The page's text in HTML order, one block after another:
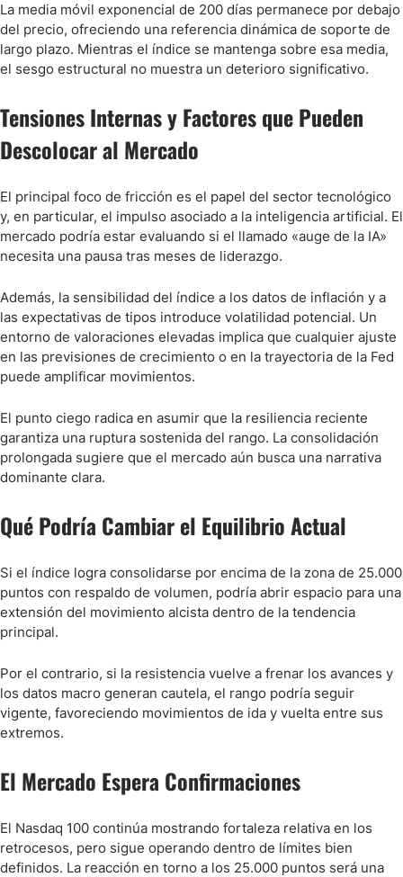
La media móvil exponencial de 200 días permanece por debajo
del precio, ofreciendo una referencia dinámica de soporte de
largo plazo. Mientras el índice se mantenga sobre esa media,
el sesgo estructural no muestra un deterioro significativo.
Tensiones Internas y Factores que Pueden
Descolocar al Mercado
El principal foco de fricción es el papel del sector tecnológico
y, en particular, el impulso asociado a la inteligencia artificial. El
mercado podría estar evaluando si el llamado «auge de la IA»
necesita una pausa tras meses de liderazgo.
Además, la sensibilidad del índice a los datos de inflación y a
las expectativas de tipos introduce volatilidad potencial. Un
entorno de valoraciones elevadas implica que cualquier ajuste
en las previsiones de crecimiento o en la trayectoria de la Fed
puede amplificar movimientos.
El punto ciego radica en asumir que la resiliencia reciente
garantiza una ruptura sostenida del rango. La consolidación
prolongada sugiere que el mercado aún busca una narrativa
dominante clara.
Qué Podría Cambiar el Equilibrio Actual
Si el índice logra consolidarse por encima de la zona de 25.000
puntos con respaldo de volumen, podría abrir espacio para una
extensión del movimiento alcista dentro de la tendencia
principal.
Por el contrario, si la resistencia vuelve a frenar los avances y
los datos macro generan cautela, el rango podría seguir
vigente, favoreciendo movimientos de ida y vuelta entre sus
extremos.
El Mercado Espera Confirmaciones
El Nasdaq 100 continúa mostrando fortaleza relativa en los
retrocesos, pero sigue operando dentro de límites bien
definidos. La reacción en torno a los 25.000 puntos será una